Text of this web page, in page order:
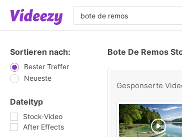
Sortieren nach:
Bester Treffer
Neueste
Dateityp
Stock-Video
After Effects
Bote De Remos
Gesponserte